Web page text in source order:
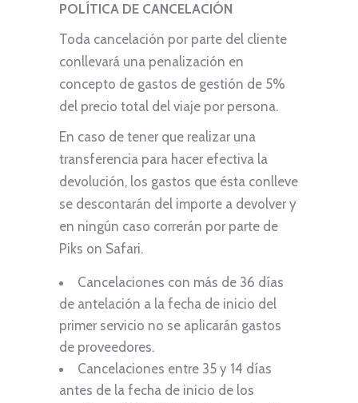
POLÍTICA DE CANCELACIÓN
Toda cancelación por parte del cliente
conllevará una penalización en
concepto de gastos de gestión de 5%
del precio total del viaje por persona.
En caso de tener que realizar una
transferencia para hacer efectiva la
devolución, los gastos que ésta conlleve
se descontarán del importe a devolver y
en ningún caso correrán por parte de
Piks on Safari.
Cancelaciones con más de 36 días
de antelación a la fecha de inicio del
primer servicio no se aplicarán gastos
de proveedores.
Cancelaciones entre 35 y 14 días
antes de la fecha de inicio de los